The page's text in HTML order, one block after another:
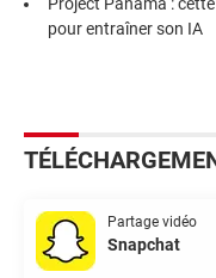
Project Panama :
pour entraîner son IA
Partage vidéo
Snapchat